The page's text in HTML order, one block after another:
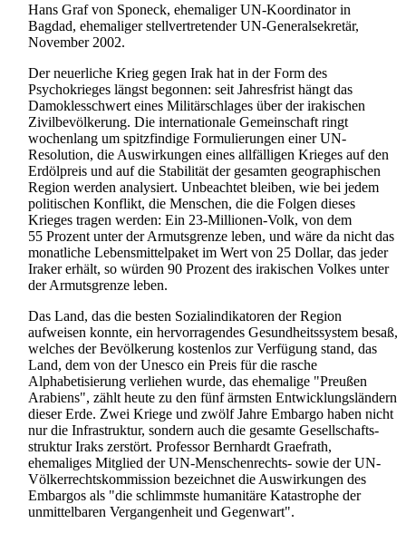
Hans Graf von Sponeck, ehemaliger UN-Koordinator in
Bagdad, ehemaliger stellvertretender UN-General­sekretär,
November 2002.
Der neuerliche Krieg gegen Irak hat in der Form des
Psychokrieges längst begonnen: seit Jahresfrist hängt das
Damoklesschwert eines Militärschlages über der irakischen
Zivilbevölkerung. Die internationale Gemeinschaft ringt
wochenlang um spitzfindige Formulierungen einer UN-
Resolution, die Auswirkungen eines allfälligen Krieges auf den
Erdölpreis und auf die Stabilität der gesamten geographischen
Region werden analysiert. Unbeachtet bleiben, wie bei jedem
politischen Konflikt, die Menschen, die die Folgen dieses
Krieges tragen werden: Ein 23-Millionen-Volk, von dem
55 Prozent unter der Armutsgrenze leben, und wäre da nicht das
monatliche Lebens­mittel­paket im Wert von 25 Dollar, das jeder
Iraker erhält, so würden 90 Prozent des irakischen Volkes unter
der Armutsgrenze leben.
Das Land, das die besten Sozialindikatoren der Region
aufweisen konnte, ein hervorragendes Gesundheits­system besaß,
welches der Bevölkerung kostenlos zur Verfügung stand, das
Land, dem von der Unesco ein Preis für die rasche
Alphabetisierung verliehen wurde, das ehemalige "Preußen
Arabiens", zählt heute zu den fünf ärmsten Entwicklungs­ländern
dieser Erde. Zwei Kriege und zwölf Jahre Embargo haben nicht
nur die Infrastruktur, sondern auch die gesamte Gesellschafts­
struktur Iraks zerstört. Professor Bernhardt Graefrath,
ehemaliges Mitglied der UN-Menschen­rechts- sowie der UN-
Völker­rechts­kommission bezeichnet die Auswirkungen des
Embargos als "die schlimmste humanitäre Katastrophe der
unmittelbaren Vergangenheit und Gegenwart".